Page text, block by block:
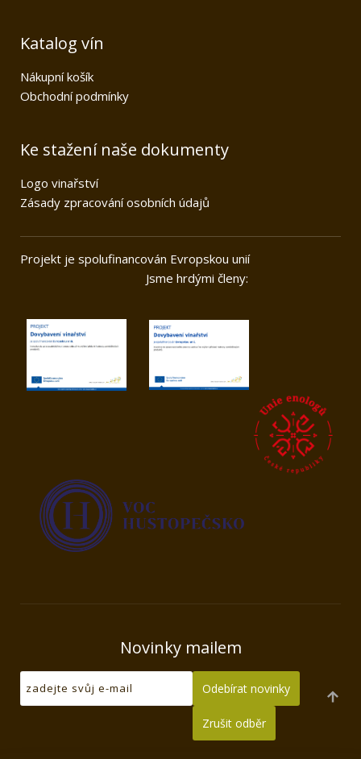
Katalog vín
Nákupní košík
Obchodní podmínky
Ke stažení naše dokumenty
Logo vinařství
Zásady zpracování osobních údajů
Projekt je spolufinancován Evropskou unií
Jsme hrdými členy:
Novinky mailem